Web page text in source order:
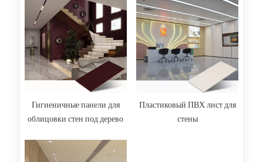
Гигиеничные панели для
облицовки стен под дерево
Пластиковый ПВХ лист для
стены